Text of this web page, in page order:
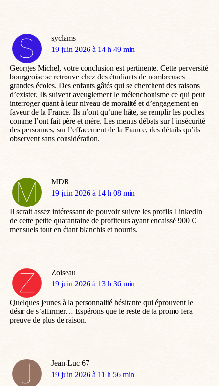
syclams
dit
19 juin 2026 à 14 h 49 min
Georges Michel, votre conclusion est pertinente. Cette perversité
bourgeoise se retrouve chez des étudiants de nombreuses
grandes écoles. Des enfants gâtés qui se cherchent des raisons
d’exister. Ils suivent aveuglement le mélenchonisme ce qui peut
interroger quant à leur niveau de moralité et d’engagement en
faveur de la France. Ils n’ont qu’une hâte, se remplir les poches
comme l’ont fait père et mère. Les menus débats sur l’insécurité
des personnes, sur l’effacement de la France, des détails qu’ils
observent sans considération.
MDR
dit
19 juin 2026 à 14 h 08 min
Il serait assez intéressant de pouvoir suivre les profils LinkedIn
de cette petite quarantaine de profiteurs ayant encaissé 900 €
mensuels tout en étant blanchis et nourris.
Zoiseau
dit
19 juin 2026 à 13 h 36 min
Quelques jeunes à la personnalité hésitante qui éprouvent le
désir de s’affirmer… Espérons que le reste de la promo fera
preuve de plus de raison.
Jean-Luc 67
dit
19 juin 2026 à 11 h 56 min